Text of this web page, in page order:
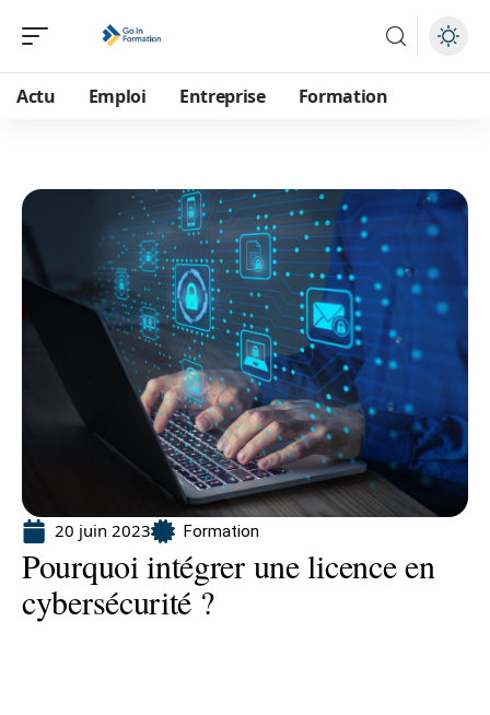
Actu Emploi Entreprise Formation
20 juin 2023 Formation
Pourquoi intégrer une licence en
cybersécurité ?